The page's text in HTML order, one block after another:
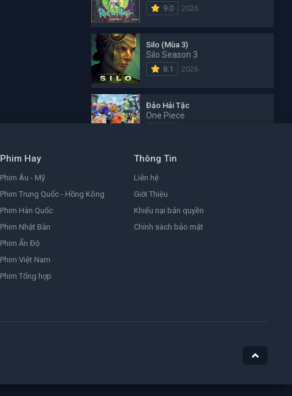
9.0 2026
Silo (Mùa 3)
Silo Season 3
8.1 2026
Đảo Hải Tặc
One Piece
Đặc Vụ Kim Tái Khởi Động
Agent Kim Reactivated
8.2
Ám Ảnh
Phim Hay
Phim Âu - Mỹ
Phim Trung Quốc - Hồng Kông
Phim Hàn Quốc
Phim Nhật Bản
Phim Ấn Độ
Phim Việt Nam
Phim Tổng hợp
Thông Tin
Liên hệ
Giới Thiệu
Khiếu nại bản quyền
Chính sách bảo mật